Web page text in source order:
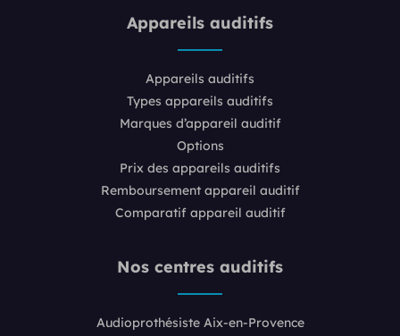
Appareils auditifs
Appareils auditifs
Types appareils auditifs
Marques d’appareil auditif
Options
Prix des appareils auditifs
Remboursement appareil auditif
Comparatif appareil auditif
Nos centres auditifs
Audioprothésiste Aix-en-Provence